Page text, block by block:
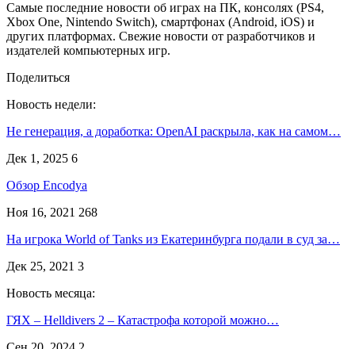
Самые последние новости об играх на ПК, консолях (PS4,
Xbox One, Nintendo Switch), смартфонах (Android, iOS) и
других платформах. Свежие новости от разработчиков и
издателей компьютерных игр.
Поделиться
Новость недели:
Не генерация, а доработка: OpenAI раскрыла, как на самом…
Дек 1, 2025 6
Обзор Encodya
Ноя 16, 2021 268
На игрока World of Tanks из Екатеринбурга подали в суд за…
Дек 25, 2021 3
Новость месяца:
ГЯХ – Helldivers 2 – Катастрофа которой можно…